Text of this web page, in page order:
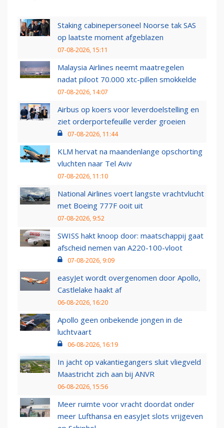
Staking cabinepersoneel Noorse tak SAS
op laatste moment afgeblazen
07-08-2026, 15:11
Malaysia Airlines neemt maatregelen
nadat piloot 70.000 xtc-pillen smokkelde
07-08-2026, 14:07
Airbus op koers voor leverdoelstelling en
ziet orderportefeuille verder groeien
07-08-2026, 11:44
KLM hervat na maandenlange opschorting
vluchten naar Tel Aviv
07-08-2026, 11:10
National Airlines voert langste vrachtvlucht
met Boeing 777F ooit uit
07-08-2026, 9:52
SWISS hakt knoop door: maatschappij gaat
afscheid nemen van A220-100-vloot
07-08-2026, 9:09
easyJet wordt overgenomen door Apollo,
Castlelake haakt af
06-08-2026, 16:20
Apollo geen onbekende jongen in de
luchtvaart
06-08-2026, 16:19
In jacht op vakantiegangers sluit vliegveld
Maastricht zich aan bij ANVR
06-08-2026, 15:56
Meer ruimte voor vracht doordat onder
meer Lufthansa en easyJet slots vrijgeven